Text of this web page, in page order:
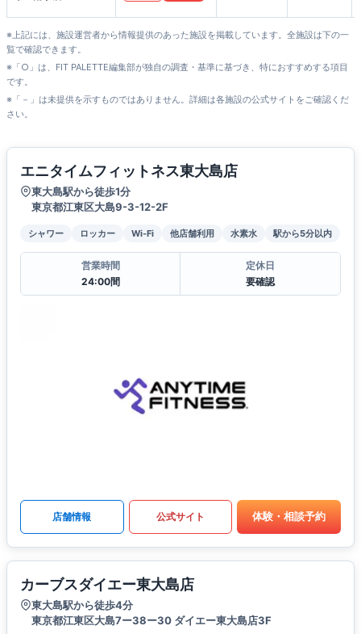
※上記には、施設運営者から情報提供のあった施設を掲載しています。全施設は下の一
覧で確認できます。
※「○」は、FIT PALETTE編集部が独自の調査・基準に基づき、特におすすめする項目
です。
※「－」は未提供を示すものではありません。詳細は各施設の公式サイトをご確認くだ
さい。
エニタイムフィットネス東大島店
東大島駅から徒歩1分
東京都江東区大島9-3-12-2F
シャワー ロッカー Wi-Fi 他店舗利用 水素水 駅から5分以内
営業時間
24:00間
定休日
要確認
店舗情報 公式サイト 体験・相談予約
カーブスダイエー東大島店
東大島駅から徒歩4分
東京都江東区大島7ー38ー30 ダイエー東大島店3F